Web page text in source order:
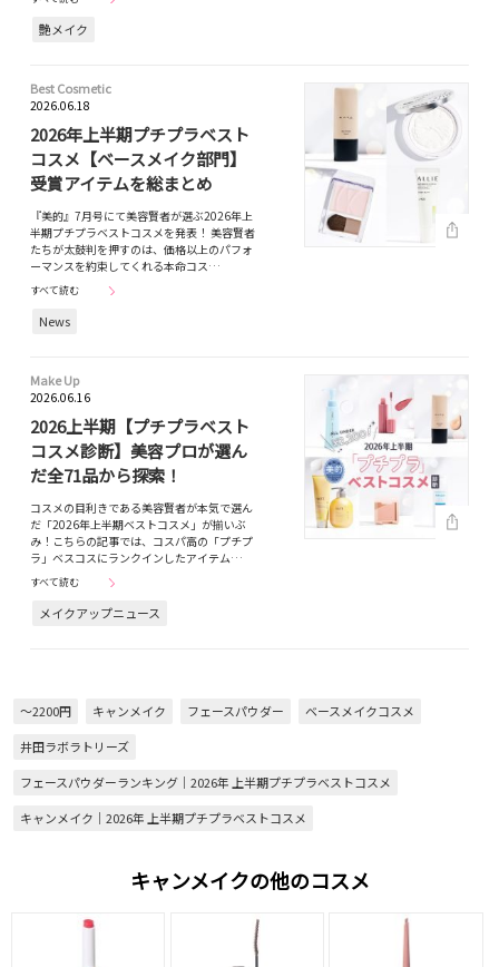
艶メイク
Best Cosmetic
2026.06.18
2026年上半期プチプラベスト
コスメ【ベースメイク部門】
受賞アイテムを総まとめ
『美的』7月号にて美容賢者が選ぶ2026年上
半期プチプラベストコスメを発表！ 美容賢者
たちが太鼓判を押すのは、価格以上のパフォ
ーマンスを約束してくれる本命コス…
すべて読む
News
Make Up
2026.06.16
2026上半期【プチプラベスト
コスメ診断】美容プロが選ん
だ全71品から探索！
コスメの目利きである美容賢者が本気で選ん
だ「2026年上半期ベストコスメ」が揃いぶ
み！こちらの記事では、コスパ高の「プチプ
ラ」ベスコスにランクインしたアイテム…
すべて読む
メイクアップニュース
～2200円 キャンメイク フェースパウダー
ベースメイクコスメ
井田ラボラトリーズ
フェースパウダーランキング｜2026年 上半期プチプラベストコスメ
キャンメイク｜2026年 上半期プチプラベストコスメ
キャンメイクの他のコスメ